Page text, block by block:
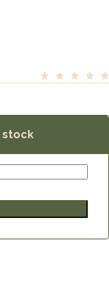
stock